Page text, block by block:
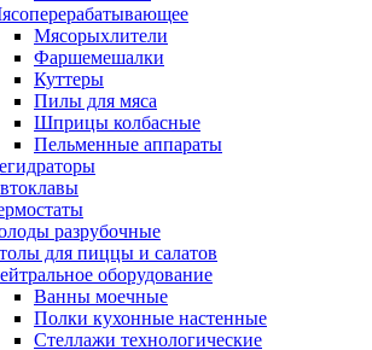
Мясорыхлители
Фаршемешалки
Куттеры
Пилы для мяса
Шприцы колбасные
Пельменные аппараты
разрубочные
для пиццы и салатов
оборудование
Ванны моечные
Полки кухонные настенные
Стеллажи технологические